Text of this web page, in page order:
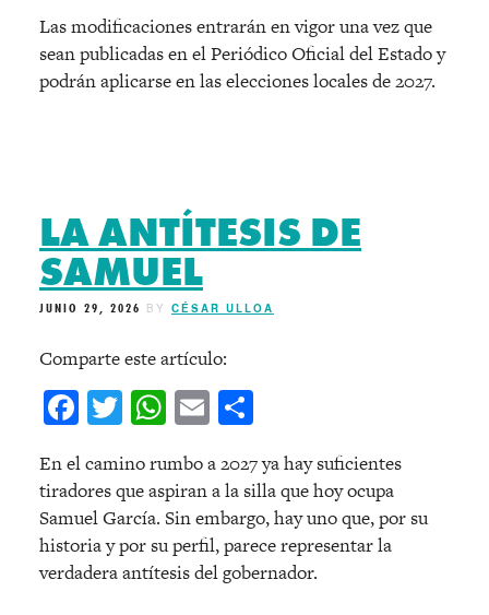
Las modificaciones entrarán en vigor una vez que
sean publicadas en el Periódico Oficial del Estado y
podrán aplicarse en las elecciones locales de 2027.
LA ANTÍTESIS DE
SAMUEL
JUNIO 29, 2026 BY CÉSAR ULLOA
Comparte este artículo:
Facebook
Twitter
WhatsApp
Email
En el camino rumbo a 2027 ya hay suficientes
tiradores que aspiran a la silla que hoy ocupa
Samuel García. Sin embargo, hay uno que, por su
historia y por su perfil, parece representar la
verdadera antítesis del gobernador.